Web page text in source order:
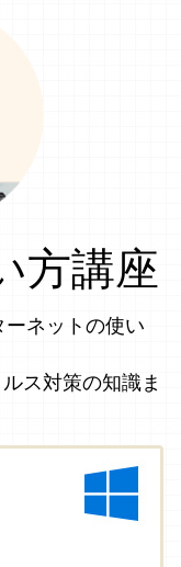
方講座
ネットの使い
ス対策の知識ま